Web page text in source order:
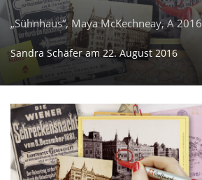
„Sühnhaus“, Maya McKechneay, A 2016
Sandra Schäferam 22. August 2016